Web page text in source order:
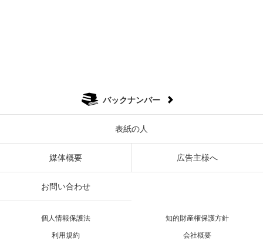
バックナンバー
表紙の人
媒体概要 広告主様へ
お問い合わせ
個人情報保護法 知的財産権保護方針
利用規約 会社概要